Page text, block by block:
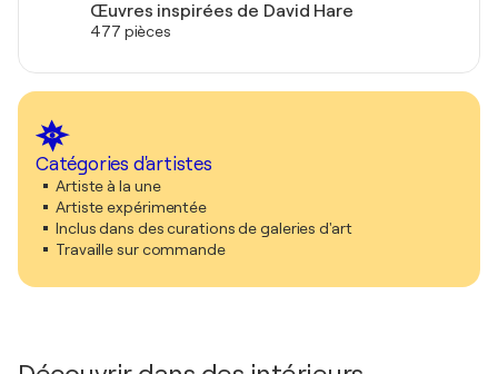
Œuvres inspirées de David Hare
477 pièces
Catégories d'artistes
Artiste à la une
Artiste expérimentée
Inclus dans des curations de galeries d'art
Travaille sur commande